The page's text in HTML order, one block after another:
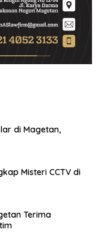
di Magetan,
Misteri CCTV di
Terima